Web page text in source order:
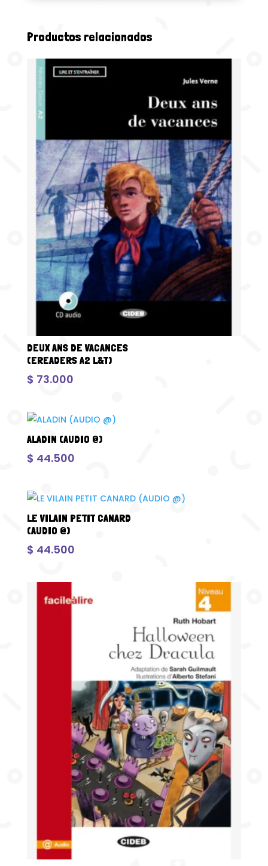
Productos relacionados
DEUX ANS DE VACANCES
(EREADERS A2 L&T)
$ 73.000
ALADIN (AUDIO @)
$ 44.500
LE VILAIN PETIT CANARD
(AUDIO @)
$ 44.500